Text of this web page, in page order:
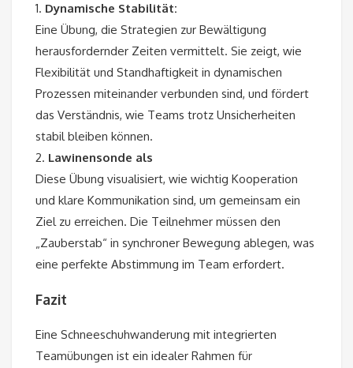
1. Dynamische Stabilität:
Eine Übung, die Strategien zur Bewältigung
herausfordernder Zeiten vermittelt. Sie zeigt, wie
Flexibilität und Standhaftigkeit in dynamischen
Prozessen miteinander verbunden sind, und fördert
das Verständnis, wie Teams trotz Unsicherheiten
stabil bleiben können.
2. Lawinensonde als
Diese Übung visualisiert, wie wichtig Kooperation
und klare Kommunikation sind, um gemeinsam ein
Ziel zu erreichen. Die Teilnehmer müssen den
„Zauberstab“ in synchroner Bewegung ablegen, was
eine perfekte Abstimmung im Team erfordert.
Fazit
Eine Schneeschuhwanderung mit integrierten
Teamübungen ist ein idealer Rahmen für